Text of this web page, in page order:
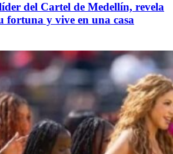
del Cartel de Medellín, revela
fortuna y vive en una casa